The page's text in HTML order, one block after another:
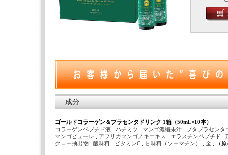
成分
ゴールドコラーゲン＆プラセンタドリンク 1箱（50mL×10本）
コラーゲンペプチド液
ハチミツ マンゴ濃縮果汁
ブタプラセンタ
マンゴピューレ
アフリカマンゴノキエキス エラスチンペプチド
クロー抽出物
酸味料 ビタミンC 甘味料（ソーマチン） 金 , （